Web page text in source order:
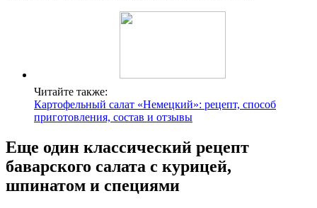
Читайте также:
Картофельный салат «Немецкий»: рецепт, способ
приготовления, состав и отзывы
Еще один классический рецепт
баварского салата с курицей,
шпинатом и специями